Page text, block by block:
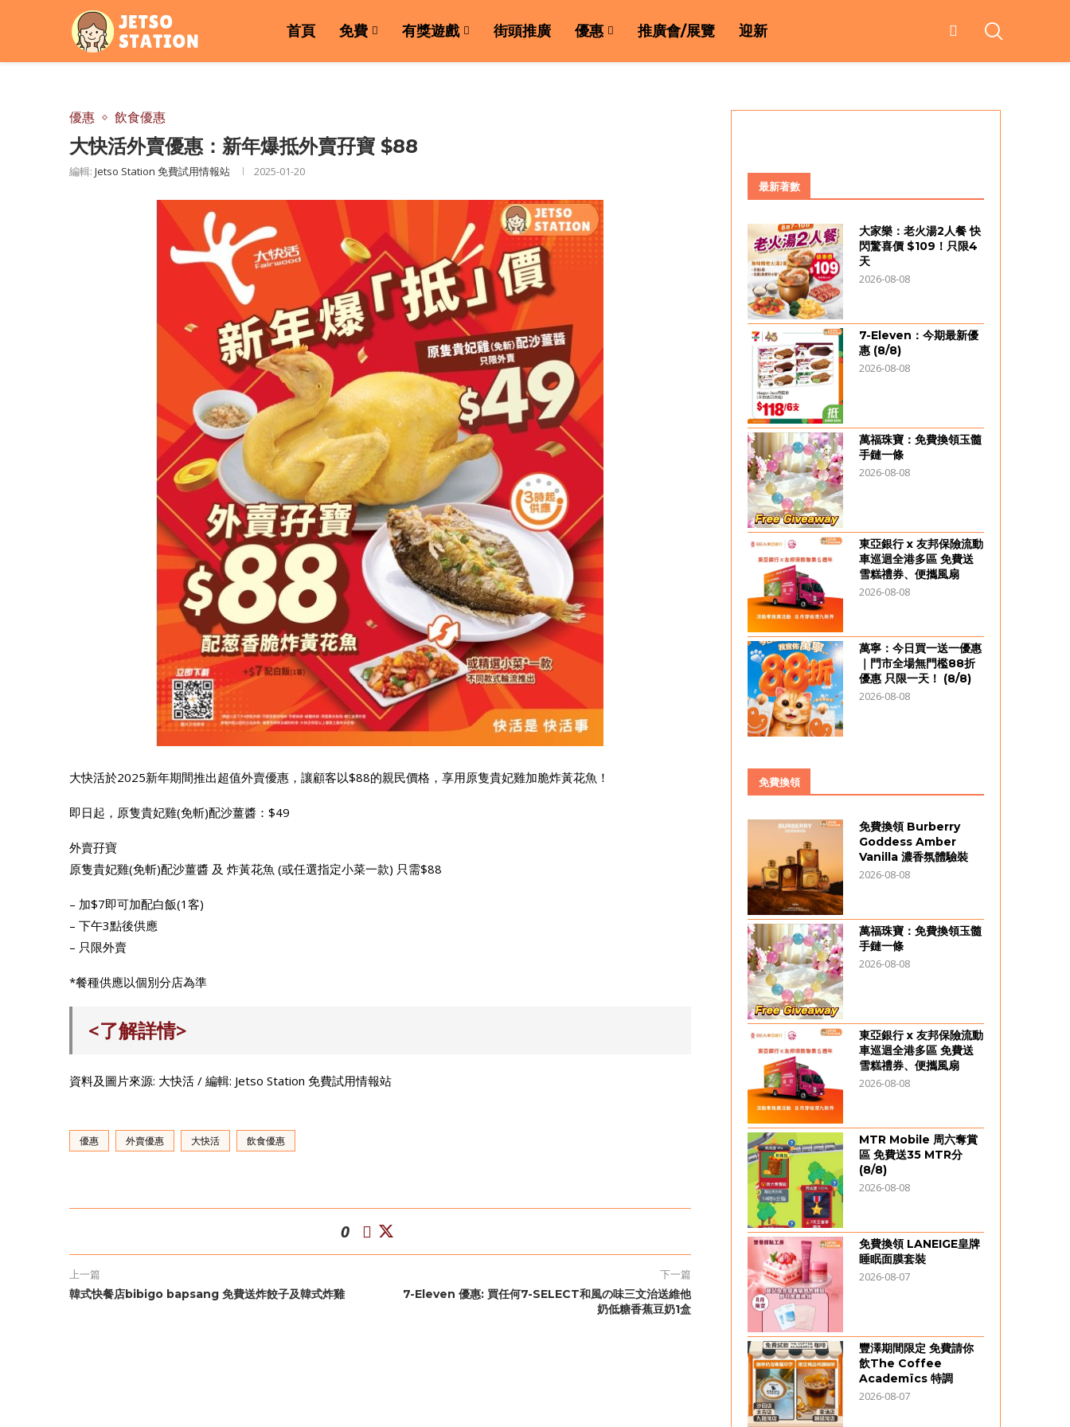
首頁 免費 有獎遊戲 街頭推廣 優惠 推廣會/展覽 迎新
優惠 飲食優惠
大快活外賣優惠：新年爆抵外賣孖寶 $88
編輯: Jetso Station 免費試用情報站 2025-01-20
大快活於2025新年期間推出超值外賣優惠，讓顧客以$88的親民價格，享用原隻貴妃雞加脆炸黃花魚！
即日起，原隻貴妃雞(免斬)配沙薑醬：$49
外賣孖寶
原隻貴妃雞(免斬)配沙薑醬 及 炸黃花魚 (或任選指定小菜一款) 只需$88
– 加$7即可加配白飯(1客)
– 下午3點後供應
– 只限外賣
*餐種供應以個別分店為準
<了解詳情>
資料及圖片來源: 大快活 / 編輯: Jetso Station 免費試用情報站
優惠 外賣優惠 大快活 飲食優惠
0
上一篇
韓式快餐店bibigo bapsang 免費送炸餃子及韓式炸雞
下一篇
7-Eleven 優惠: 買任何7-SELECT和風の味三文治送維他
奶低糖香蕉豆奶1盒
最新著數
大家樂：老火湯2人餐 快
閃驚喜價 $109！只限4
天
2026-08-08
7-Eleven：今期最新優
惠 (8/8)
2026-08-08
萬福珠寶：免費換領玉髓
手鏈一條
2026-08-08
東亞銀行 x 友邦保險流動
車巡迴全港多區 免費送
雪糕禮券、便攜風扇
2026-08-08
萬寧：今日買一送一優惠
｜門市全場無門檻88折
優惠 只限一天！ (8/8)
2026-08-08
免費換領
免費換領 Burberry
Goddess Amber
Vanilla 濃香氛體驗裝
2026-08-08
萬福珠寶：免費換領玉髓
手鏈一條
2026-08-08
東亞銀行 x 友邦保險流動
車巡迴全港多區 免費送
雪糕禮券、便攜風扇
2026-08-08
MTR Mobile 周六奪賞
區 免費送35 MTR分
(8/8)
2026-08-08
免費換領 LANEIGE皇牌
睡眠面膜套裝
2026-08-07
豐澤期間限定 免費請你
飲The Coffee
Academïcs 特調
2026-08-07